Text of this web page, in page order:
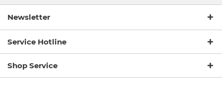
Newsletter
Service Hotline
Shop Service